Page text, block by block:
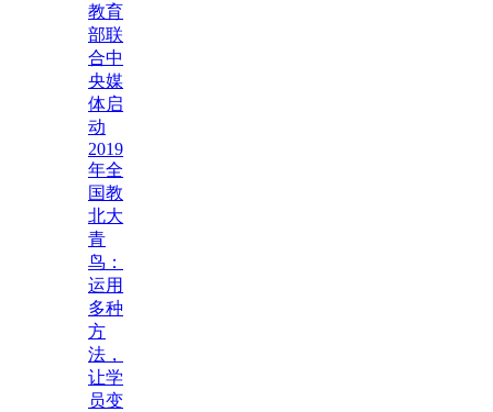
教育
部联
合中
央媒
体启
动
2019
年全
国教
北大
青
鸟：
运用
多种
方
法，
让学
员变